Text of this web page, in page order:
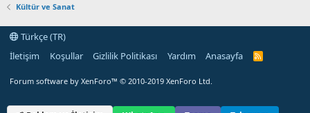
Kültür ve Sanat
Türkçe (TR)
İletişim
Koşullar Gizlilik Politikası Yardım Anasayfa
R
Forum software by XenForo™ © 2010-2019 XenForo Ltd.